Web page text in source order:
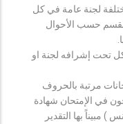
لجنة عامة في كل
حسب الأحوال
تحت إشرافه لجنة او
مرتبة بالحروف
في الإمتحان شهادة
) مبيناً بها التقدير